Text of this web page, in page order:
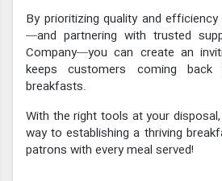
By prioritizing quality and
—and partnering with trusted
Company—you can create an
keeps customers coming
breakfasts.
With the right tools at your
way to establishing a thriving
patrons with every meal served!